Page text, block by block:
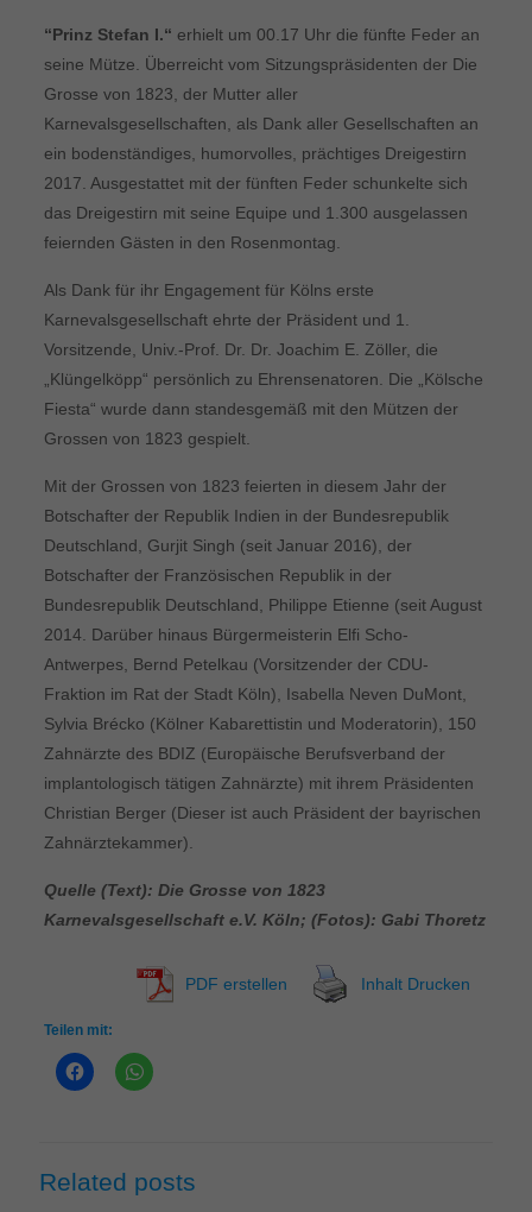
“Prinz Stefan I.“ erhielt um 00.17 Uhr die fünfte Feder an
seine Mütze. Überreicht vom Sitzungspräsidenten der Die
Grosse von 1823, der Mutter aller
Karnevalsgesellschaften, als Dank aller Gesellschaften an
ein bodenständiges, humorvolles, prächtiges Dreigestirn
2017. Ausgestattet mit der fünften Feder schunkelte sich
das Dreigestirn mit seine Equipe und 1.300 ausgelassen
feiernden Gästen in den Rosenmontag.
Als Dank für ihr Engagement für Kölns erste
Karnevalsgesellschaft ehrte der Präsident und 1.
Vorsitzende, Univ.-Prof. Dr. Dr. Joachim E. Zöller, die
„Klüngelköpp“ persönlich zu Ehrensenatoren. Die „Kölsche
Fiesta“ wurde dann standesgemäß mit den Mützen der
Grossen von 1823 gespielt.
Mit der Grossen von 1823 feierten in diesem Jahr der
Botschafter der Republik Indien in der Bundesrepublik
Deutschland, Gurjit Singh (seit Januar 2016), der
Botschafter der Französischen Republik in der
Bundesrepublik Deutschland, Philippe Etienne (seit August
2014. Darüber hinaus Bürgermeisterin Elfi Scho-
Antwerpes, Bernd Petelkau (Vorsitzender der CDU-
Fraktion im Rat der Stadt Köln), Isabella Neven DuMont,
Sylvia Brécko (Kölner Kabarettistin und Moderatorin), 150
Zahnärzte des BDIZ (Europäische Berufsverband der
implantologisch tätigen Zahnärzte) mit ihrem Präsidenten
Christian Berger (Dieser ist auch Präsident der bayrischen
Zahnärztekammer).
Quelle (Text): Die Grosse von 1823
Karnevalsgesellschaft e.V. Köln; (Fotos): Gabi Thoretz
PDF erstellen Inhalt Drucken
Teilen mit:
Related posts